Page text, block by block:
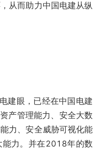
从而助力中国电建从纵
建眼，已经在中国电建
产管理能力、安全大数
力、安全威胁可视化能
能力。并在2018年的数